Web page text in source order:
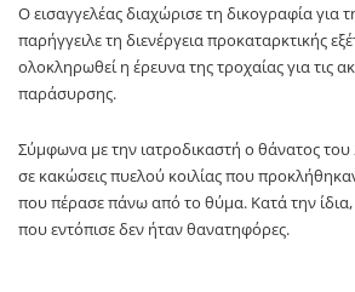
Ο εισαγγελέας διαχώρισε τη δικογραφία για
παρήγγειλε τη διενέργεια προκαταρκτικής
ολοκληρωθεί η έρευνα της τροχαίας για τις
παράσυρσης.
Σύμφωνα με την ιατροδικαστή ο θάνατος του
σε κακώσεις πυελού κοιλίας που
που πέρασε πάνω από το θύμα. Κατά την ίδια,
που εντόπισε δεν ήταν θανατηφόρες.